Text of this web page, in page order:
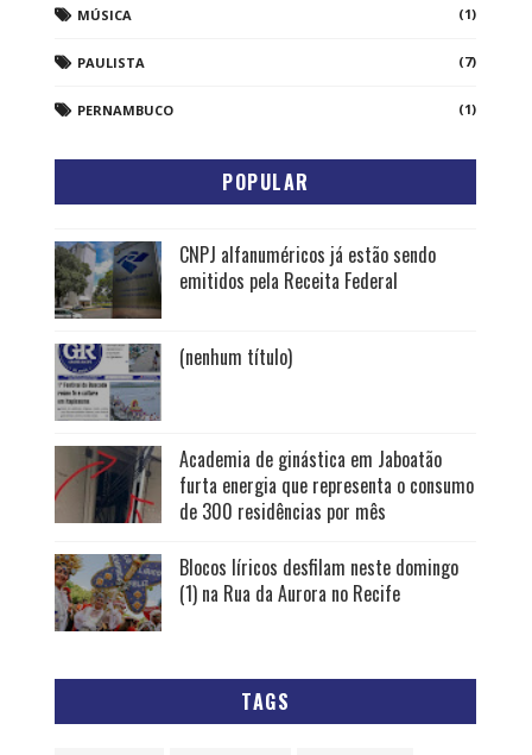
MÚSICA (1)
PAULISTA (7)
PERNAMBUCO (1)
POPULAR
CNPJ alfanuméricos já estão sendo
emitidos pela Receita Federal
(nenhum título)
Academia de ginástica em Jaboatão
furta energia que representa o consumo
de 300 residências por mês
Blocos líricos desfilam neste domingo
(1) na Rua da Aurora no Recife
TAGS